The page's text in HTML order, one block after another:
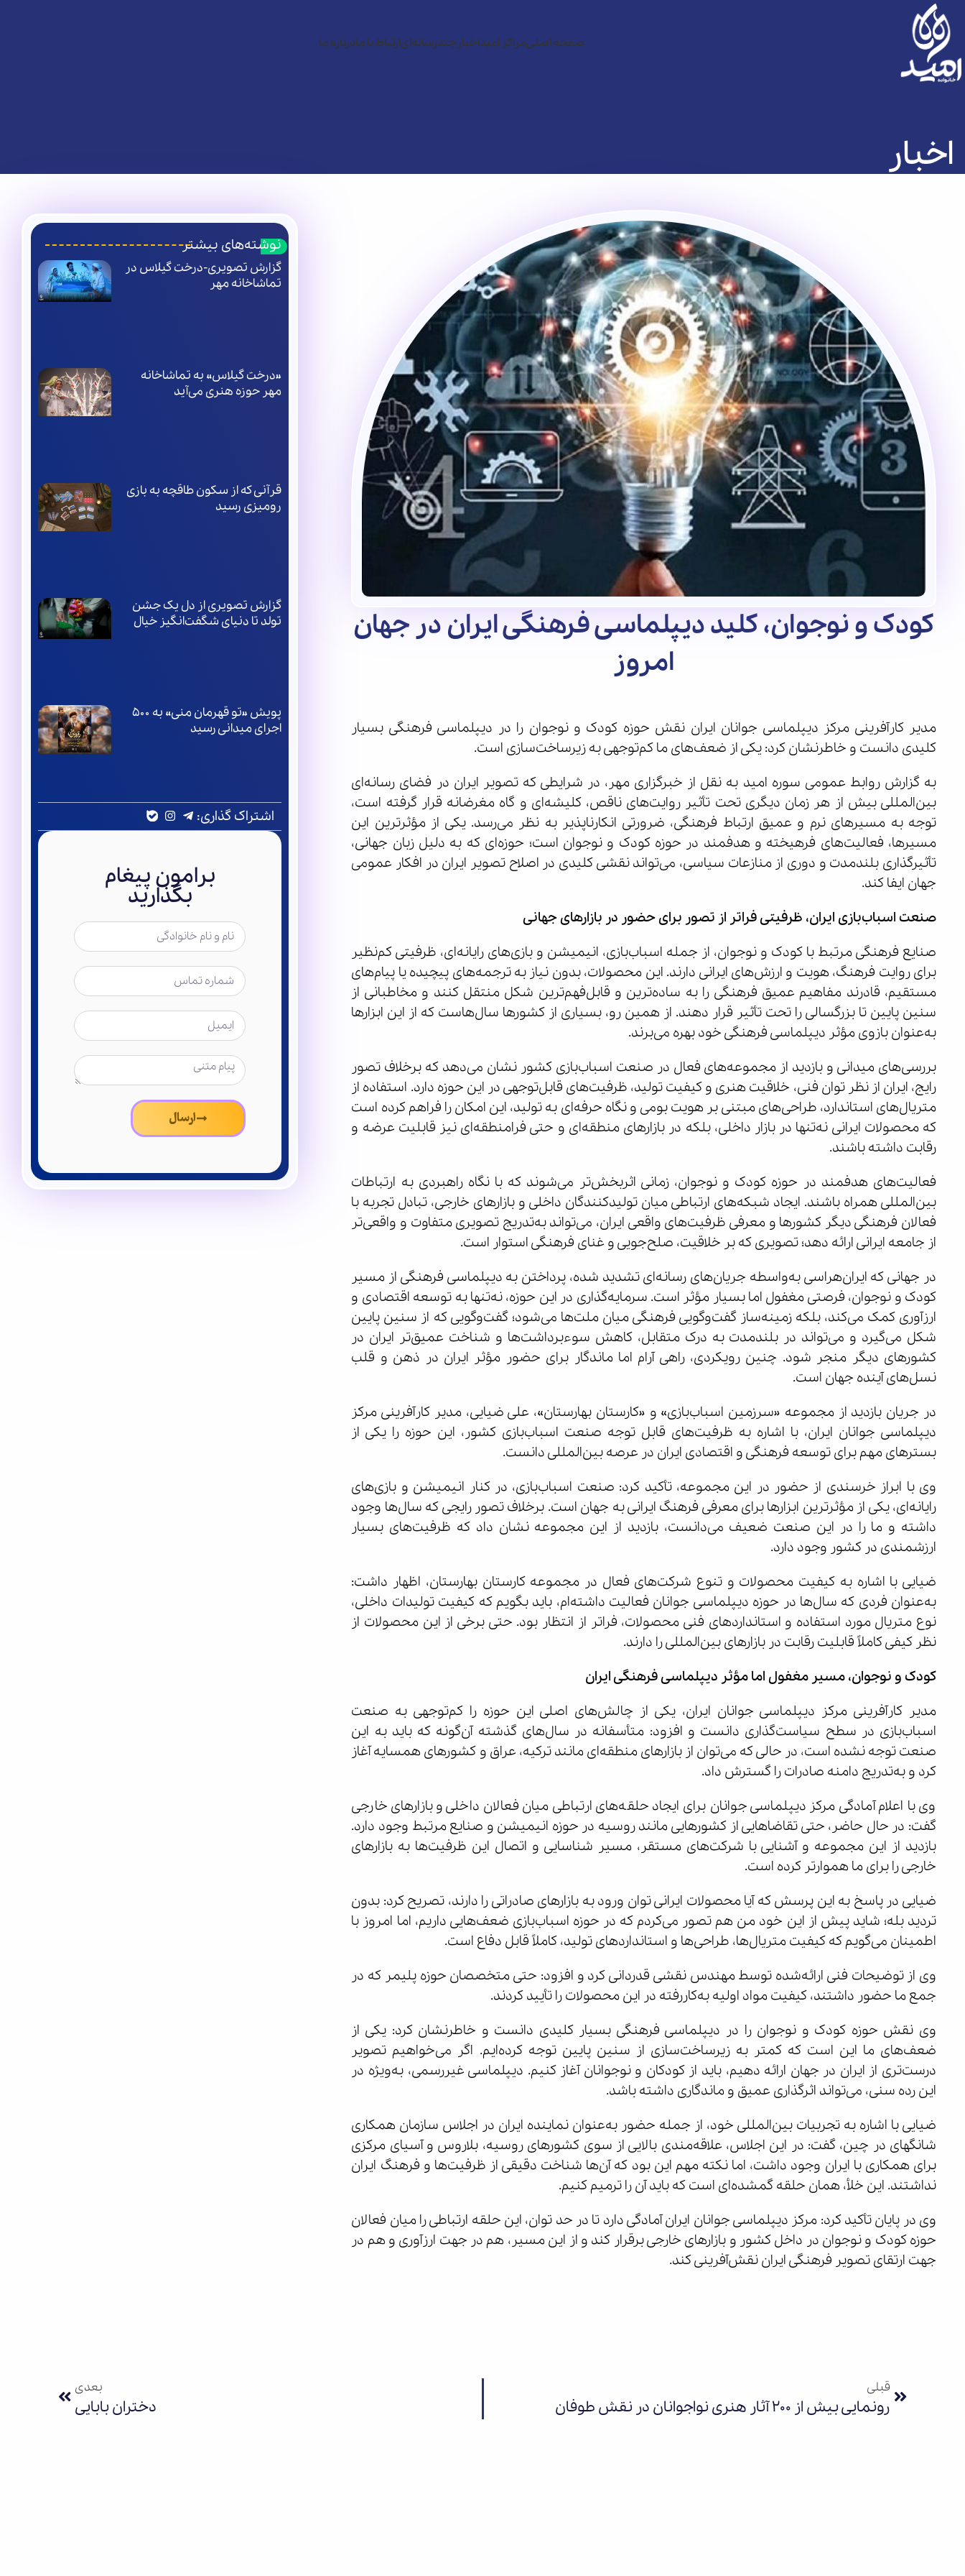
صفحه اصلیمراکز امیداخبار چندرسانه‌ایارتباط با مادرباره ما
اخبار
کودک و نوجوان، کلید دیپلماسی فرهنگی ایران در جهان
امروز
مدیر کارآفرینی مرکز دیپلماسی جوانان ایران نقش حوزه کودک و نوجوان را در دیپلماسی فرهنگی بسیار
کلیدی دانست و خاطرنشان کرد: یکی از ضعف‌های ما کم‌توجهی به زیرساخت‌سازی است.
به گزارش روابط عمومی سوره امید به نقل از خبرگزاری مهر، در شرایطی که تصویر ایران در فضای رسانه‌ای
بین‌المللی بیش از هر زمان دیگری تحت تأثیر روایت‌های ناقص، کلیشه‌ای و گاه مغرضانه قرار گرفته است،
توجه به مسیرهای نرم و عمیق ارتباط فرهنگی، ضرورتی انکارناپذیر به نظر می‌رسد. یکی از مؤثرترین این
مسیرها، فعالیت‌های فرهیخته و هدفمند در حوزه کودک و نوجوان است؛ حوزه‌ای که به دلیل زبان جهانی،
تأثیرگذاری بلندمدت و دوری از منازعات سیاسی، می‌تواند نقشی کلیدی در اصلاح تصویر ایران در افکار عمومی
جهان ایفا کند.
صنعت اسباب‌بازی ایران، ظرفیتی فراتر از تصور برای حضور در بازارهای جهانی
صنایع فرهنگی مرتبط با کودک و نوجوان، از جمله اسباب‌بازی، انیمیشن و بازی‌های رایانه‌ای، ظرفیتی کم‌نظیر
برای روایت فرهنگ، هویت و ارزش‌های ایرانی دارند. این محصولات، بدون نیاز به ترجمه‌های پیچیده یا پیام‌های
مستقیم، قادرند مفاهیم عمیق فرهنگی را به ساده‌ترین و قابل‌فهم‌ترین شکل منتقل کنند و مخاطبانی از
سنین پایین تا بزرگسالی را تحت تأثیر قرار دهند. از همین رو، بسیاری از کشورها سال‌هاست که از این ابزارها
به‌عنوان بازوی مؤثر دیپلماسی فرهنگی خود بهره می‌برند.
بررسی‌های میدانی و بازدید از مجموعه‌های فعال در صنعت اسباب‌بازی کشور نشان می‌دهد که برخلاف تصور
رایج، ایران از نظر توان فنی، خلاقیت هنری و کیفیت تولید، ظرفیت‌های قابل‌توجهی در این حوزه دارد. استفاده از
متریال‌های استاندارد، طراحی‌های مبتنی بر هویت بومی و نگاه حرفه‌ای به تولید، این امکان را فراهم کرده است
که محصولات ایرانی نه‌تنها در بازار داخلی، بلکه در بازارهای منطقه‌ای و حتی فرامنطقه‌ای نیز قابلیت عرضه و
رقابت داشته باشند.
فعالیت‌های هدفمند در حوزه کودک و نوجوان، زمانی اثربخش‌تر می‌شوند که با نگاه راهبردی به ارتباطات
بین‌المللی همراه باشند. ایجاد شبکه‌های ارتباطی میان تولیدکنندگان داخلی و بازارهای خارجی، تبادل تجربه با
فعالان فرهنگی دیگر کشورها و معرفی ظرفیت‌های واقعی ایران، می‌تواند به‌تدریج تصویری متفاوت و واقعی‌تر
از جامعه ایرانی ارائه دهد؛ تصویری که بر خلاقیت، صلح‌جویی و غنای فرهنگی استوار است.
در جهانی که ایران‌هراسی به‌واسطه جریان‌های رسانه‌ای تشدید شده، پرداختن به دیپلماسی فرهنگی از مسیر
کودک و نوجوان، فرصتی مغفول اما بسیار مؤثر است. سرمایه‌گذاری در این حوزه، نه‌تنها به توسعه اقتصادی و
ارزآوری کمک می‌کند، بلکه زمینه‌ساز گفت‌وگویی فرهنگی میان ملت‌ها می‌شود؛ گفت‌وگویی که از سنین پایین
شکل می‌گیرد و می‌تواند در بلندمدت به درک متقابل، کاهش سوءبرداشت‌ها و شناخت عمیق‌تر ایران در
کشورهای دیگر منجر شود. چنین رویکردی، راهی آرام اما ماندگار برای حضور مؤثر ایران در ذهن و قلب
نسل‌های آینده جهان است.
در جریان بازدید از مجموعه «سرزمین اسباب‌بازی» و «کارستان بهارستان»، علی ضیایی، مدیر کارآفرینی مرکز
دیپلماسی جوانان ایران، با اشاره به ظرفیت‌های قابل توجه صنعت اسباب‌بازی کشور، این حوزه را یکی از
بسترهای مهم برای توسعه فرهنگی و اقتصادی ایران در عرصه بین‌المللی دانست.
وی با ابراز خرسندی از حضور در این مجموعه، تأکید کرد: صنعت اسباب‌بازی، در کنار انیمیشن و بازی‌های
رایانه‌ای، یکی از مؤثرترین ابزارها برای معرفی فرهنگ ایرانی به جهان است. برخلاف تصور رایجی که سال‌ها وجود
داشته و ما را در این صنعت ضعیف می‌دانست، بازدید از این مجموعه نشان داد که ظرفیت‌های بسیار
ارزشمندی در کشور وجود دارد.
ضیایی با اشاره به کیفیت محصولات و تنوع شرکت‌های فعال در مجموعه کارستان بهارستان، اظهار داشت:
به‌عنوان فردی که سال‌ها در حوزه دیپلماسی جوانان فعالیت داشته‌ام، باید بگویم که کیفیت تولیدات داخلی،
نوع متریال مورد استفاده و استانداردهای فنی محصولات، فراتر از انتظار بود. حتی برخی از این محصولات از
نظر کیفی کاملاً قابلیت رقابت در بازارهای بین‌المللی را دارند.
کودک و نوجوان، مسیر مغفول اما مؤثر دیپلماسی فرهنگی ایران
مدیر کارآفرینی مرکز دیپلماسی جوانان ایران، یکی از چالش‌های اصلی این حوزه را کم‌توجهی به صنعت
اسباب‌بازی در سطح سیاست‌گذاری دانست و افزود: متأسفانه در سال‌های گذشته آن‌گونه که باید به این
صنعت توجه نشده است، در حالی که می‌توان از بازارهای منطقه‌ای مانند ترکیه، عراق و کشورهای همسایه آغاز
کرد و به‌تدریج دامنه صادرات را گسترش داد.
وی با اعلام آمادگی مرکز دیپلماسی جوانان برای ایجاد حلقه‌های ارتباطی میان فعالان داخلی و بازارهای خارجی
گفت: در حال حاضر، حتی تقاضاهایی از کشورهایی مانند روسیه در حوزه انیمیشن و صنایع مرتبط وجود دارد.
بازدید از این مجموعه و آشنایی با شرکت‌های مستقر، مسیر شناسایی و اتصال این ظرفیت‌ها به بازارهای
خارجی را برای ما هموارتر کرده است.
ضیایی در پاسخ به این پرسش که آیا محصولات ایرانی توان ورود به بازارهای صادراتی را دارند، تصریح کرد: بدون
تردید بله؛ شاید پیش از این خود من هم تصور می‌کردم که در حوزه اسباب‌بازی ضعف‌هایی داریم، اما امروز با
اطمینان می‌گویم که کیفیت متریال‌ها، طراحی‌ها و استانداردهای تولید، کاملاً قابل دفاع است.
وی از توضیحات فنی ارائه‌شده توسط مهندس نقشی قدردانی کرد و افزود: حتی متخصصان حوزه پلیمر که در
جمع ما حضور داشتند، کیفیت مواد اولیه به‌کاررفته در این محصولات را تأیید کردند.
وی نقش حوزه کودک و نوجوان را در دیپلماسی فرهنگی بسیار کلیدی دانست و خاطرنشان کرد: یکی از
ضعف‌های ما این است که کمتر به زیرساخت‌سازی از سنین پایین توجه کرده‌ایم. اگر می‌خواهیم تصویر
درست‌تری از ایران در جهان ارائه دهیم، باید از کودکان و نوجوانان آغاز کنیم. دیپلماسی غیررسمی، به‌ویژه در
این رده سنی، می‌تواند اثرگذاری عمیق و ماندگاری داشته باشد.
ضیایی با اشاره به تجربیات بین‌المللی خود، از جمله حضور به‌عنوان نماینده ایران در اجلاس سازمان همکاری
شانگهای در چین، گفت: در این اجلاس، علاقه‌مندی بالایی از سوی کشورهای روسیه، بلاروس و آسیای مرکزی
برای همکاری با ایران وجود داشت، اما نکته مهم این بود که آن‌ها شناخت دقیقی از ظرفیت‌ها و فرهنگ ایران
نداشتند. این خلأ، همان حلقه گمشده‌ای است که باید آن را ترمیم کنیم.
وی در پایان تأکید کرد: مرکز دیپلماسی جوانان ایران آمادگی دارد تا در حد توان، این حلقه ارتباطی را میان فعالان
حوزه کودک و نوجوان در داخل کشور و بازارهای خارجی برقرار کند و از این مسیر، هم در جهت ارزآوری و هم در
جهت ارتقای تصویر فرهنگی ایران نقش‌آفرینی کند.
نوشته‌های بیشتر
گزارش تصویری-درخت گیلاس در
تماشاخانه مهر
«درخت گیلاس» به تماشاخانه
مهر حوزه هنری می‌آید
قرآنی که از سکون طاقچه به بازی
رومیزی رسید
گزارش تصویری از دل یک جشن
تولد تا دنیای شگفت‌انگیز خیال
پویش «تو قهرمان منی» به ۵۰۰
اجرای میدانی رسید
اشتراک گذاری:
برامون پیغام
بگذارید
ارسال
قبلی
رونمایی بیش از 200 آثار هنری نواجوانان در نقش طوفان
بعدی
دختران بابایی